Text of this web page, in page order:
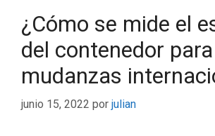
¿Cómo se mide el
del contenedor para
mudanzas
junio 15, 2022 por julian